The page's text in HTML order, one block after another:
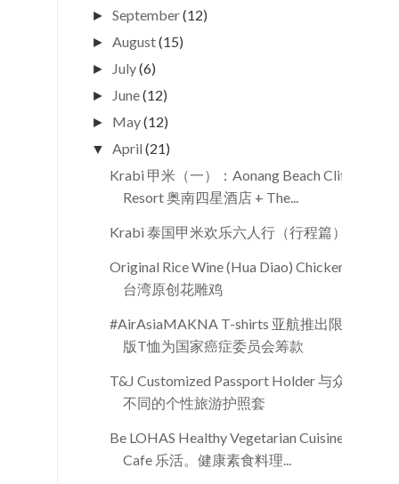
►September(12)
►August(15)
► July(6)
► June(12)
► May(12)
▼April(21)
Krabi 甲米（一）：Aonang Beach Cliff
Resort 奥南四星酒店 + The...
Krabi 泰国甲米欢乐六人行（行程篇）
Original Rice Wine (Hua Diao) Chicken
台湾原创花雕鸡
#AirAsiaMAKNA T-shirts 亚航推出限量
版T恤为国家癌症委员会筹款
T&J Customized Passport Holder 与众
不同的个性旅游护照套
Be LOHAS Healthy Vegetarian Cuisine
Cafe 乐活。健康素食料理...